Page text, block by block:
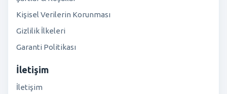
Kişisel Verilerin Korunması
Gizlilik İlkeleri
Garanti Politikası
İletişim
İletişim